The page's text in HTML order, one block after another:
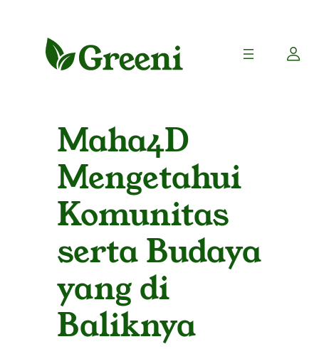
Maha4D
Mengetahui
Komunitas
serta Budaya
yang di
Baliknya